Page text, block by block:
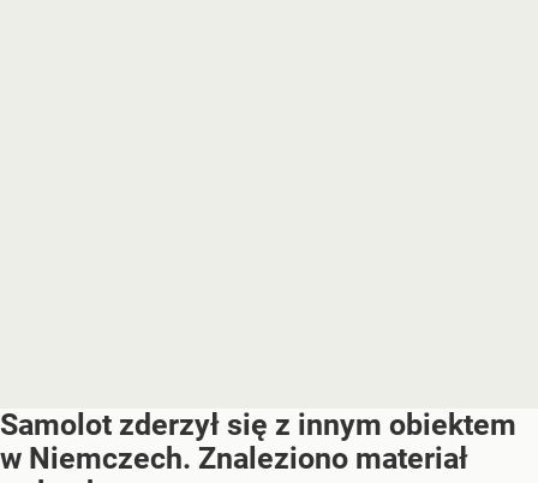
Samolot zderzył się z innym obiektem
w Niemczech. Znaleziono materiał